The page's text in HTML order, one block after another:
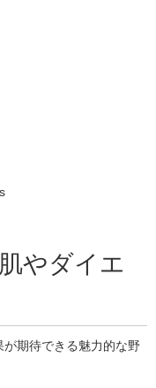
やダイエ
期待できる魅力的な野